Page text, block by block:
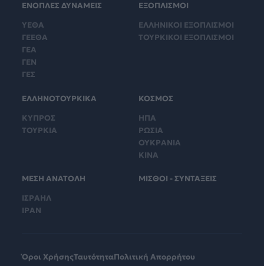
ΕΝΟΠΛΕΣ ΔΥΝΑΜΕΙΣ
ΥΕΘΑ
ΓΕΕΘΑ
ΓΕΑ
ΓΕΝ
ΓΕΣ
ΕΞΟΠΛΙΣΜΟΙ
ΕΛΛΗΝΙΚΟΙ ΕΞΟΠΛΙΣΜΟΙ
ΤΟΥΡΚΙΚΟΙ ΕΞΟΠΛΙΣΜΟΙ
ΕΛΛΗΝΟΤΟΥΡΚΙΚΑ
ΚΥΠΡΟΣ
ΤΟΥΡΚΙΑ
ΚΟΣΜΟΣ
ΗΠΑ
ΡΩΣΙΑ
ΟΥΚΡΑΝΙΑ
ΚΙΝΑ
ΜΕΣΗ ΑΝΑΤΟΛΗ
ΙΣΡΑΗΛ
ΙΡΑΝ
ΜΙΣΘΟΙ - ΣΥΝΤΑΞΕΙΣ
Όροι ΧρήσηςΤαυτότηταΠολιτική Απορρήτου